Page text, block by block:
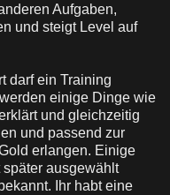
Aufgaben,
und steigt Level auf
darf ein Training
einige Dinge wie
und gleichzeitig
und passend zur
erlangen. Einige
ausgewählt
Ihr habt eine